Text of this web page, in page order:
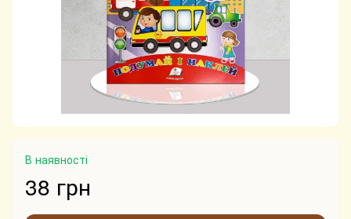
В наявності
38 грн